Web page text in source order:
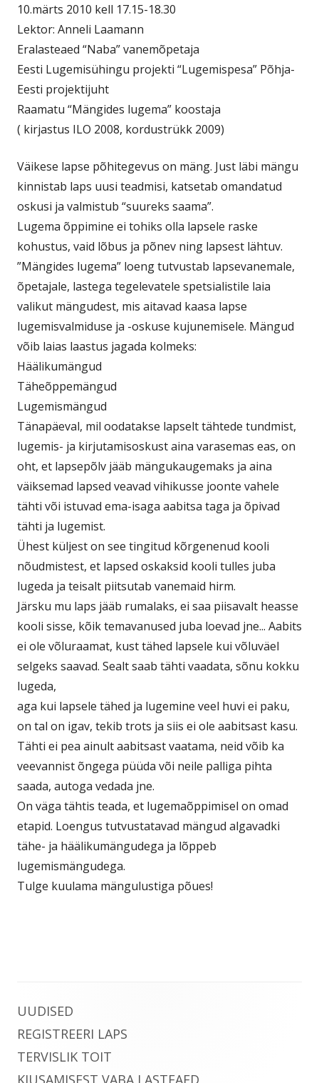
10.märts 2010 kell 17.15-18.30
Lektor: Anneli Laamann
Eralasteaed “Naba” vanemõpetaja
Eesti Lugemisühingu projekti “Lugemispesa” Põhja-
Eesti projektijuht
Raamatu “Mängides lugema” koostaja
( kirjastus ILO 2008, kordustrükk 2009)
Väikese lapse põhitegevus on mäng. Just läbi mängu
kinnistab laps uusi teadmisi, katsetab omandatud
oskusi ja valmistub “suureks saama”.
Lugema õppimine ei tohiks olla lapsele raske
kohustus, vaid lõbus ja põnev ning lapsest lähtuv.
”Mängides lugema” loeng tutvustab lapsevanemale,
õpetajale, lastega tegelevatele spetsialistile laia
valikut mängudest, mis aitavad kaasa lapse
lugemisvalmiduse ja -oskuse kujunemisele. Mängud
võib laias laastus jagada kolmeks:
Häälikumängud
Täheõppemängud
Lugemismängud
Tänapäeval, mil oodatakse lapselt tähtede tundmist,
lugemis- ja kirjutamisoskust aina varasemas eas, on
oht, et lapsepõlv jääb mängukaugemaks ja aina
väiksemad lapsed veavad vihikusse joonte vahele
tähti või istuvad ema-isaga aabitsa taga ja õpivad
tähti ja lugemist.
Ühest küljest on see tingitud kõrgenenud kooli
nõudmistest, et lapsed oskaksid kooli tulles juba
lugeda ja teisalt piitsutab vanemaid hirm.
Järsku mu laps jääb rumalaks, ei saa piisavalt heasse
kooli sisse, kõik temavanused juba loevad jne... Aabits
ei ole võluraamat, kust tähed lapsele kui võluväel
selgeks saavad. Sealt saab tähti vaadata, sõnu kokku
lugeda,
aga kui lapsele tähed ja lugemine veel huvi ei paku,
on tal on igav, tekib trots ja siis ei ole aabitsast kasu.
Tähti ei pea ainult aabitsast vaatama, neid võib ka
veevannist õngega püüda või neile palliga pihta
saada, autoga vedada jne.
On väga tähtis teada, et lugemaõppimisel on omad
etapid. Loengus tutvustatavad mängud algavadki
tähe- ja häälikumängudega ja lõppeb
lugemismängudega.
Tulge kuulama mängulustiga põues!
Main
Sidebar
UUDISED
REGISTREERI LAPS
TERVISLIK TOIT
KIUSAMISEST VABA LASTEAED